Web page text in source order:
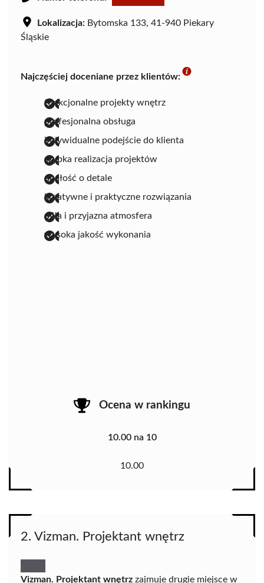
Lokalizacja: Bytomska 133, 41-940 Piekary
Śląskie
Najczęściej doceniane przez klientów:
funkcjonalne projekty wnętrz
profesjonalna obsługa
indywidualne podejście do klienta
szybka realizacja projektów
dbałość o detale
kreatywne i praktyczne rozwiązania
miła i przyjazna atmosfera
wysoka jakość wykonania
Ocena w rankingu
10.00 na 10
10.00
2. Vizman. Projektant wnętrz
Vizman. Projektant wnętrz zajmuje drugie miejsce w